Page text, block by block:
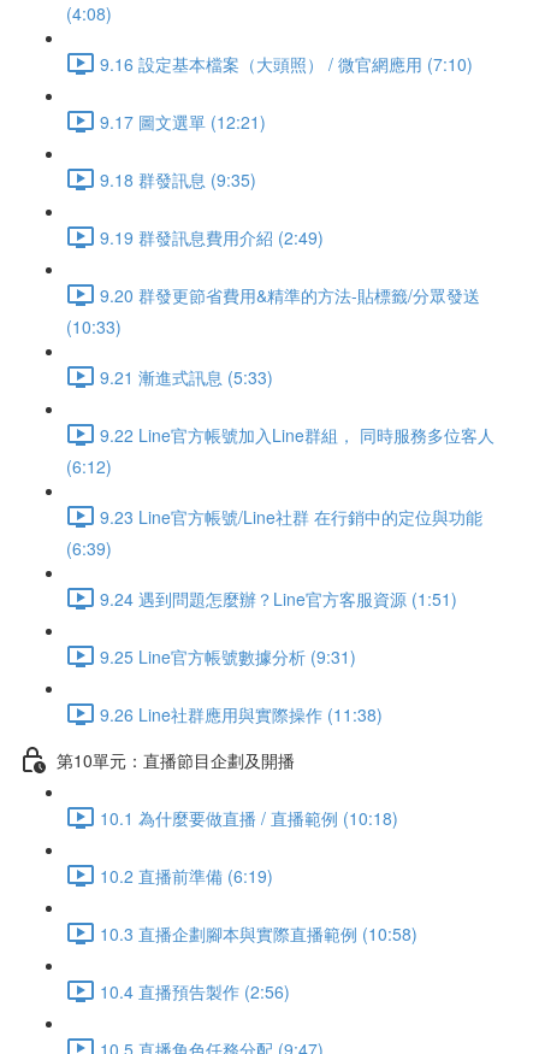
(4:08)
9.16 設定基本檔案（大頭照） / 微官網應用 (7:10)
9.17 圖文選單 (12:21)
9.18 群發訊息 (9:35)
9.19 群發訊息費用介紹 (2:49)
9.20 群發更節省費用&精準的方法-貼標籤/分眾發送
(10:33)
9.21 漸進式訊息 (5:33)
9.22 Line官方帳號加入Line群組， 同時服務多位客人
(6:12)
9.23 Line官方帳號/Line社群 在行銷中的定位與功能
(6:39)
9.24 遇到問題怎麼辦？Line官方客服資源 (1:51)
9.25 Line官方帳號數據分析 (9:31)
9.26 Line社群應用與實際操作 (11:38)
第10單元：直播節目企劃及開播
10.1 為什麼要做直播 / 直播範例 (10:18)
10.2 直播前準備 (6:19)
10.3 直播企劃腳本與實際直播範例 (10:58)
10.4 直播預告製作 (2:56)
10.5 直播角色任務分配 (9:47)